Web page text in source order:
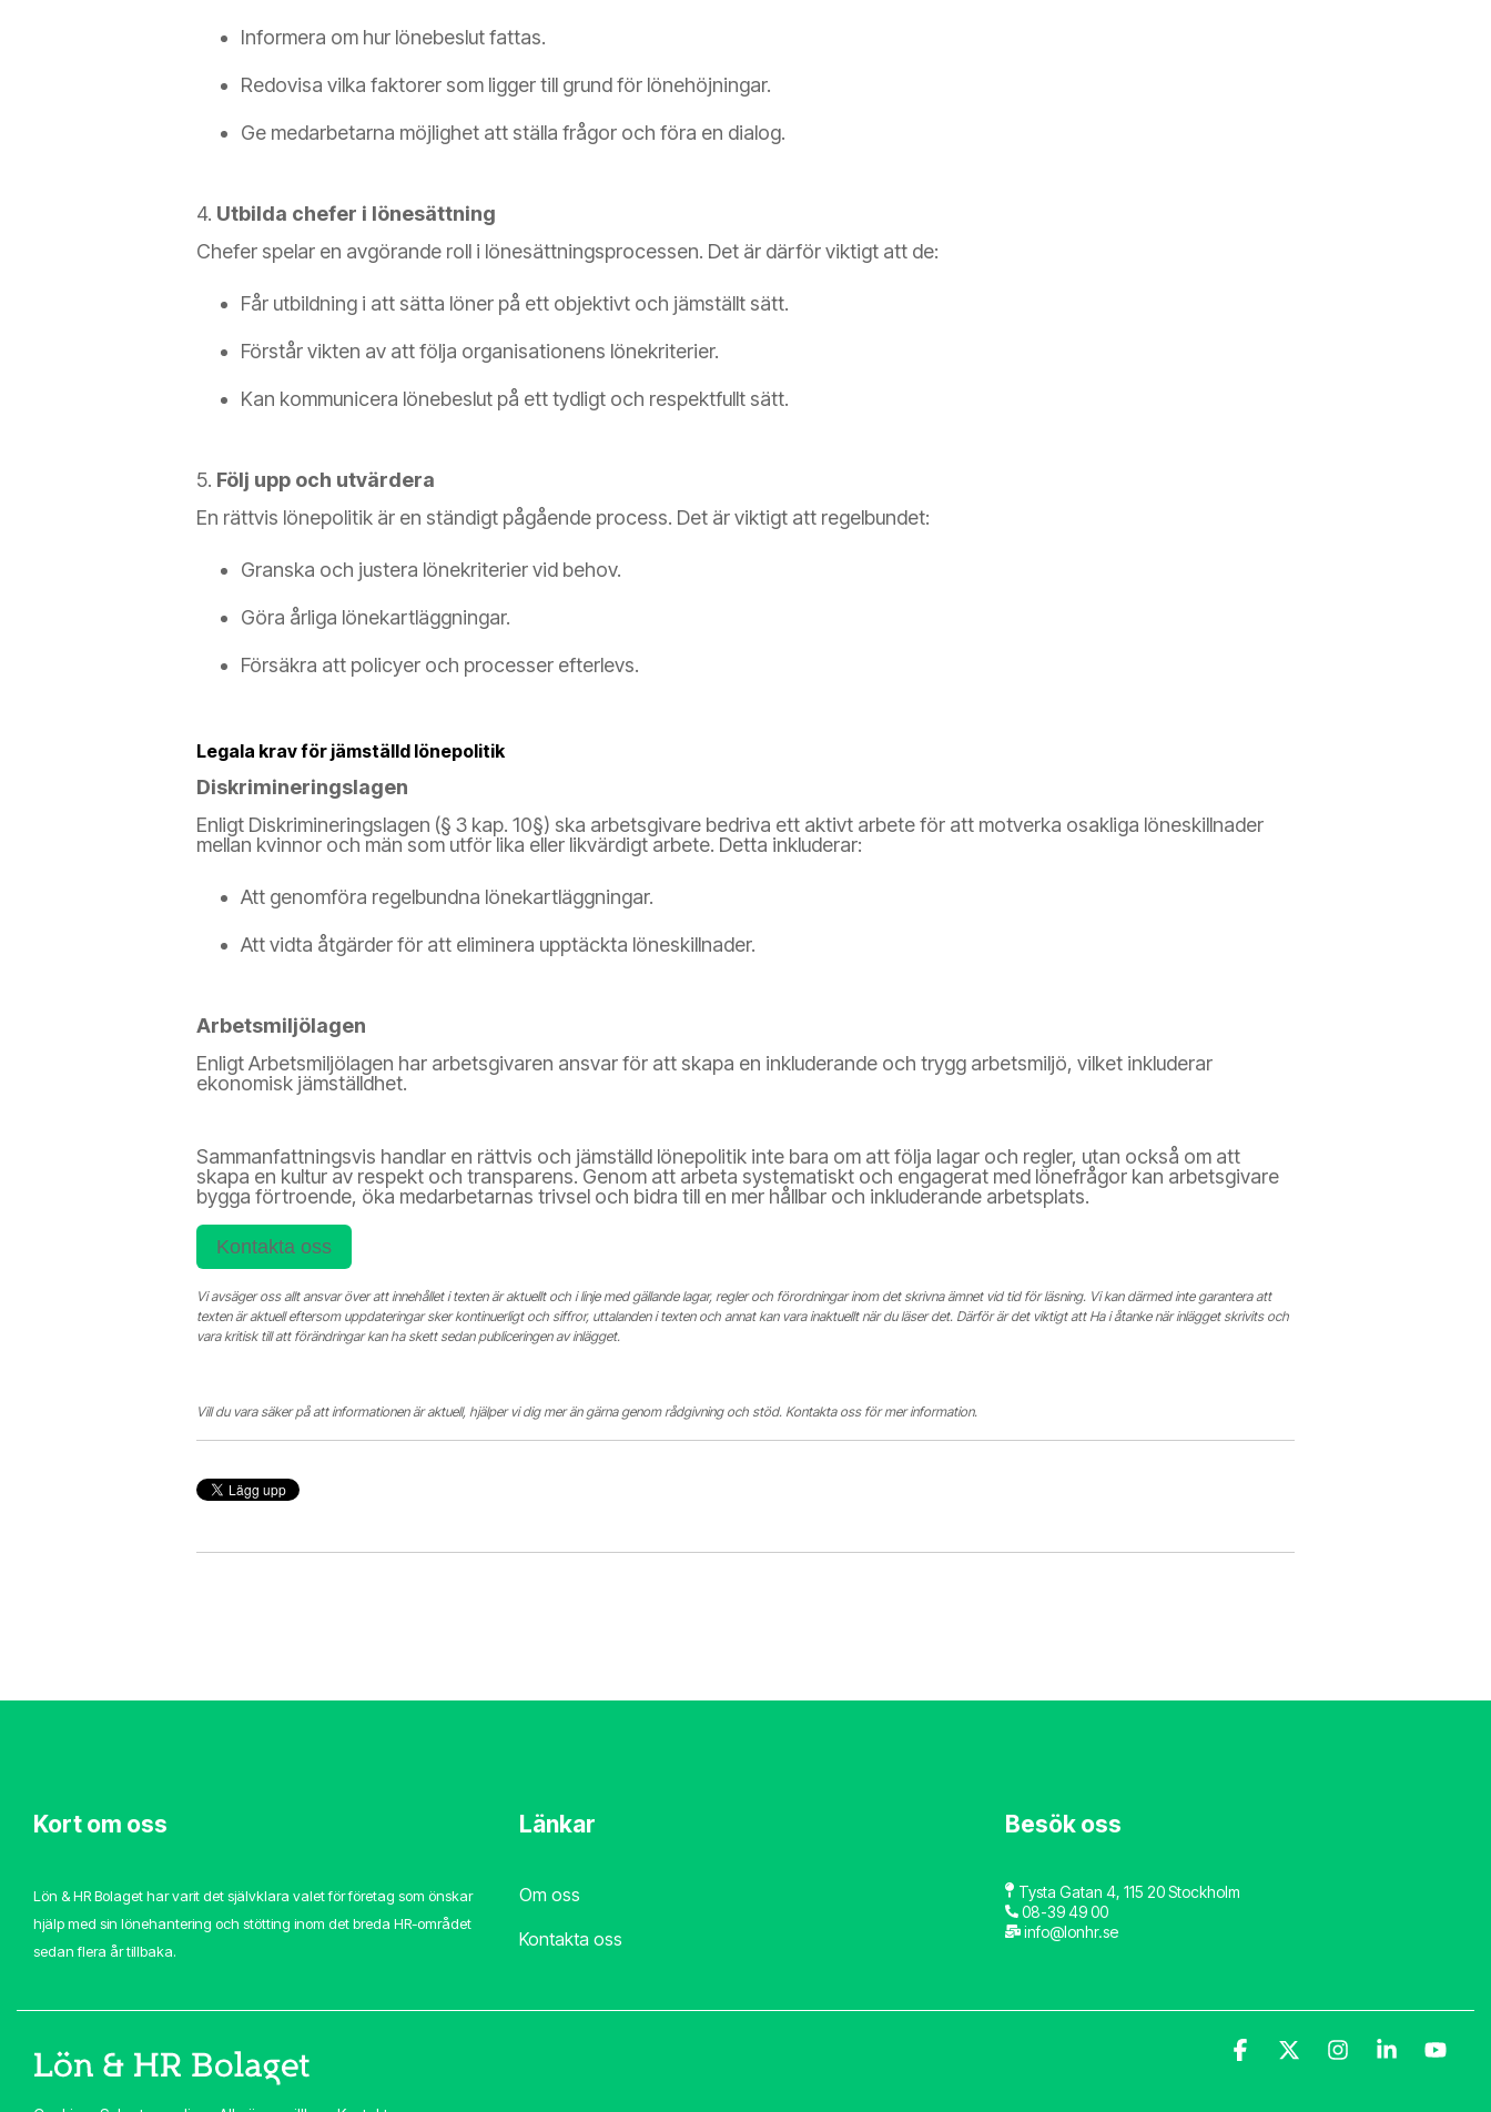
Informera om hur lönebeslut fattas.
Redovisa vilka faktorer som ligger till grund för lönehöjningar.
Ge medarbetarna möjlighet att ställa frågor och föra en dialog.
4. Utbilda chefer i lönesättning
Chefer spelar en avgörande roll i lönesättningsprocessen. Det är därför viktigt att de:
Får utbildning i att sätta löner på ett objektivt och jämställt sätt.
Förstår vikten av att följa organisationens lönekriterier.
Kan kommunicera lönebeslut på ett tydligt och respektfullt sätt.
5. Följ upp och utvärdera
En rättvis lönepolitik är en ständigt pågående process. Det är viktigt att regelbundet:
Granska och justera lönekriterier vid behov.
Göra årliga lönekartläggningar.
Försäkra att policyer och processer efterlevs.
Legala krav för jämställd lönepolitik
Diskrimineringslagen
Enligt Diskrimineringslagen (§ 3 kap. 10§) ska arbetsgivare bedriva ett aktivt arbete för att motverka osakliga löneskillnader
mellan kvinnor och män som utför lika eller likvärdigt arbete. Detta inkluderar:
Att genomföra regelbundna lönekartläggningar.
Att vidta åtgärder för att eliminera upptäckta löneskillnader.
Arbetsmiljölagen
Enligt Arbetsmiljölagen har arbetsgivaren ansvar för att skapa en inkluderande och trygg arbetsmiljö, vilket inkluderar
ekonomisk jämställdhet.
Sammanfattningsvis handlar en rättvis och jämställd lönepolitik inte bara om att följa lagar och regler, utan också om att
skapa en kultur av respekt och transparens. Genom att arbeta systematiskt och engagerat med lönefrågor kan arbetsgivare
bygga förtroende, öka medarbetarnas trivsel och bidra till en mer hållbar och inkluderande arbetsplats.
Kontakta oss
Vi avsäger oss allt ansvar över att innehållet i texten är aktuellt och i linje med gällande lagar, regler och förordningar inom det skrivna ämnet vid tid för läsning. Vi kan därmed inte garantera att
texten är aktuell eftersom uppdateringar sker kontinuerligt och siffror, uttalanden i texten och annat kan vara inaktuellt när du läser det. Därför är det viktigt att Ha i åtanke när inlägget skrivits och
vara kritisk till att förändringar kan ha skett sedan publiceringen av inlägget.
Vill du vara säker på att informationen är aktuell, hjälper vi dig mer än gärna genom rådgivning och stöd. Kontakta oss för mer information.
Kort om oss
Lön & HR Bolaget har varit det självklara valet för företag som önskar
hjälp med sin lönehantering och stötting inom det breda HR-området
sedan flera år tillbaka.
Länkar
Om oss
Kontakta oss
Besök oss
Tysta Gatan 4, 115 20 Stockholm
08-39 49 00
info@lonhr.se
Facebook InstagramLinkedin